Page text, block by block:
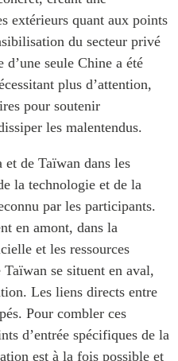
extérieurs quant aux points
du secteur privé
seule Chine a été
plus d’attention,
pour soutenir
les malentendus.
de Taïwan dans les
la technologie et de la
par les participants.
en amont, dans la
et les ressources
se situent en aval,
Les liens directs entre
Pour combler ces
d’entrée spécifiques de la
est à la fois possible et